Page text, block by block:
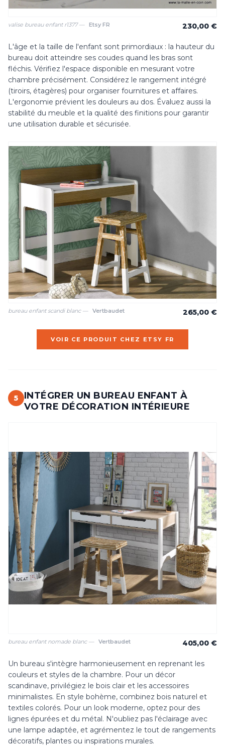
valise bureau enfant r1377 — Etsy FR 230,00 €
L'âge et la taille de l'enfant sont primordiaux : la hauteur du
bureau doit atteindre ses coudes quand les bras sont
fléchis. Vérifiez l'espace disponible en mesurant votre
chambre précisément. Considérez le rangement intégré
(tiroirs, étagères) pour organiser fournitures et affaires.
L'ergonomie prévient les douleurs au dos. Évaluez aussi la
stabilité du meuble et la qualité des finitions pour garantir
une utilisation durable et sécurisée.
bureau enfant scandi blanc — Vertbaudet 265,00 €
VOIR CE PRODUIT CHEZ ETSY FR
5
INTÉGRER UN BUREAU ENFANT À
VOTRE DÉCORATION INTÉRIEURE
bureau enfant nomade blanc — Vertbaudet 405,00 €
Un bureau s'intègre harmonieusement en reprenant les
couleurs et styles de la chambre. Pour un décor
scandinave, privilégiez le bois clair et les accessoires
minimalistes. En style bohème, combinez bois naturel et
textiles colorés. Pour un look moderne, optez pour des
lignes épurées et du métal. N'oubliez pas l'éclairage avec
une lampe adaptée, et agrémentez le tout de rangements
décoratifs, plantes ou inspirations murales.